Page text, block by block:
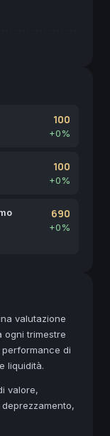
100
+0%
100
+0%
690
+0%
valutazione
ogni trimestre
di
liquidità.
valore,